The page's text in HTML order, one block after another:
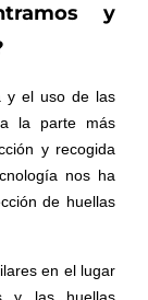
y
y el uso de las
a la parte más
y recogida
nos ha
de huellas
en el lugar
y las huellas